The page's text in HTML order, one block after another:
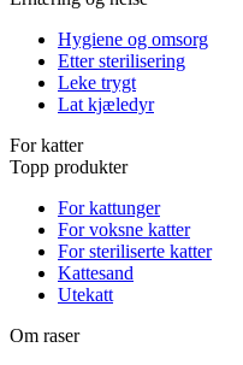
Hygiene og omsorg
Etter sterilisering
Leke trygt
Lat kjæledyr
For katter
Topp produkter
For kattunger
For voksne katter
For steriliserte katter
Kattesand
Utekatt
Om raser